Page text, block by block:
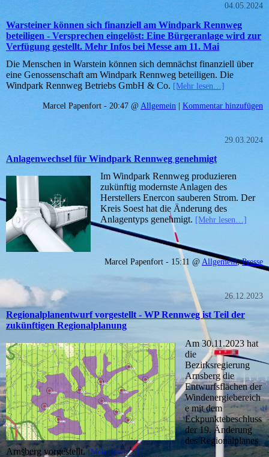
04.05.2024
Warsteiner können sich finanziell am Windpark Rennweg
beteiligen - Versprechen eingelöst: Eine Bürgeranlage wird zur
Verfügung gestellt. Mehr Infos bei Messe am 11. Mai
Die Menschen in Warstein können sich demnächst finanziell über
eine Genossenschaft am Windpark Rennweg beteiligen. Die
Windpark Rennweg Betriebs GmbH & Co. [Mehr lesen…]
Marcel Papenfort - 20:47 @ Allgemein | Kommentar hinzufügen
29.03.2024
Anlagenwechsel für Windpark Rennweg genehmigt
Im Windpark Rennweg produzieren
zukünftig modernste Anlagen des
Herstellers Enercon sauberen Strom. Der
Kreis Soest hat die Änderung des
Anlagentyps genehmigt. [Mehr lesen…]
Marcel Papenfort - 15:11 @Allgemein,Presse
26.12.2023
Regionalplanentwurf vorgestellt - WP Rennweg ist Teil der
zukünftigen Regionalplanung
Am 30.11.2023 hat
die
Bezirksregierung
Arnsberg die
Entwurfsflächen der
Windenergiebereich
e mit dem
Eckpunktebeschluss
der 19. Änderung
des Regionalplanes
Arnsberg vorgestellt.[Mehr lesen…]